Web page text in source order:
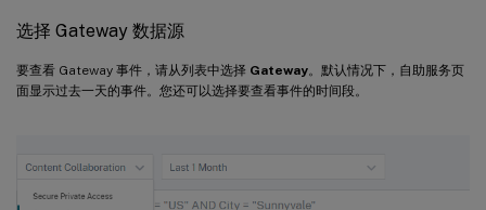
选择 Gateway 数据源
要查看 Gateway 事件，请从列表中选择 Gateway。默认情况下，自助服务页
面显示过去一天的事件。您还可以选择要查看事件的时间段。